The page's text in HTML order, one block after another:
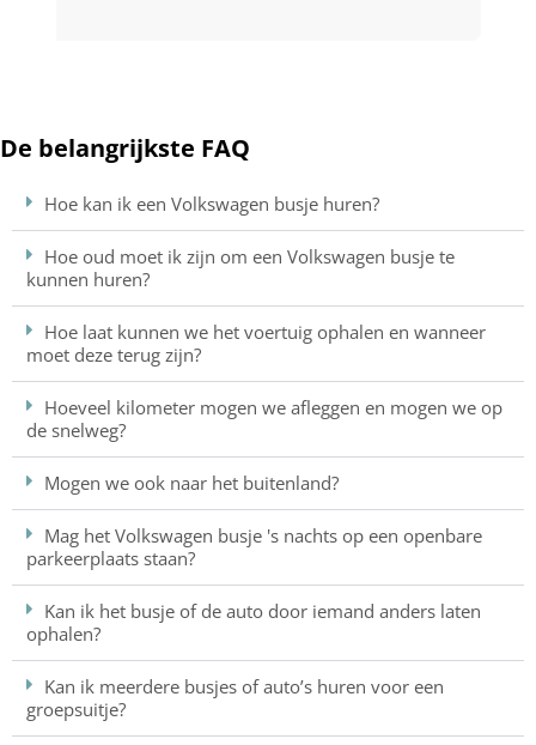
De belangrijkste FAQ
Hoe kan ik een Volkswagen busje huren?
Hoe oud moet ik zijn om een Volkswagen busje te
kunnen huren?
Hoe laat kunnen we het voertuig ophalen en wanneer
moet deze terug zijn?
Hoeveel kilometer mogen we afleggen en mogen we op
de snelweg?
Mogen we ook naar het buitenland?
Mag het Volkswagen busje 's nachts op een openbare
parkeerplaats staan?
Kan ik het busje of de auto door iemand anders laten
ophalen?
Kan ik meerdere busjes of auto’s huren voor een
groepsuitje?